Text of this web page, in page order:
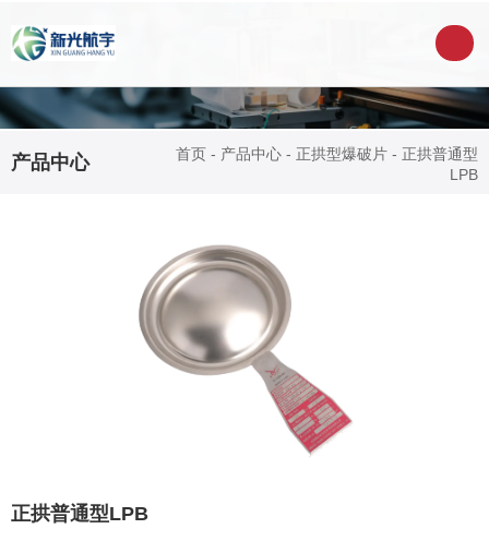
产品中心 首页 - 产品中心 - 正拱型爆破片 - 正拱普通型
LPB
正拱普通型LPB